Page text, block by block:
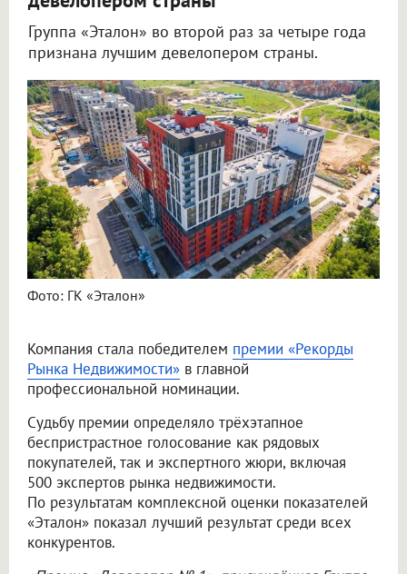
Группа «Эталон» во второй раз за четыре года
признана лучшим девелопером страны.
Фото: ГК «Эталон»
Компания стала победителем премии «Рекорды
Рынка Недвижимости» в главной
профессиональной номинации.
Судьбу премии определяло трёхэтапное
беспристрастное голосование как рядовых
покупателей, так и экспертного жюри, включая
500 экспертов рынка недвижимости.
По результатам комплексной оценки показателей
«Эталон» показал лучший результат среди всех
конкурентов.